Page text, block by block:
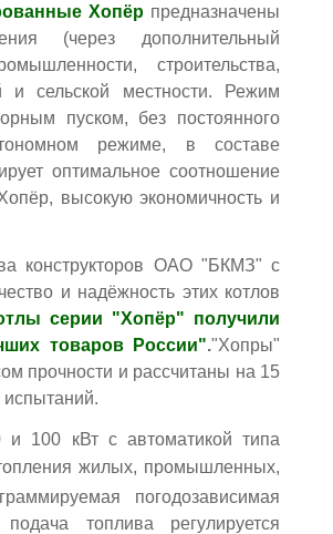
Хопёр предназначены
(через дополнительный
строительства,
и сельской местности. Режим
пуском, без постоянного
режиме, в составе
оптимальное соотношение
высокую экономичность и
конструкторов ОАО "БКМЗ" с
и надёжность этих котлов
серии "Хопёр" получили
товаров России"."Хопры"
прочности и рассчитаны на 15
испытаний.
100 кВт с автоматикой типа
жилых, промышленных,
погодозависимая
топлива регулируется